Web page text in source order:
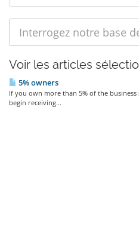
Voir les articles
5% owners
If you own more than 5% of the
begin receiving...